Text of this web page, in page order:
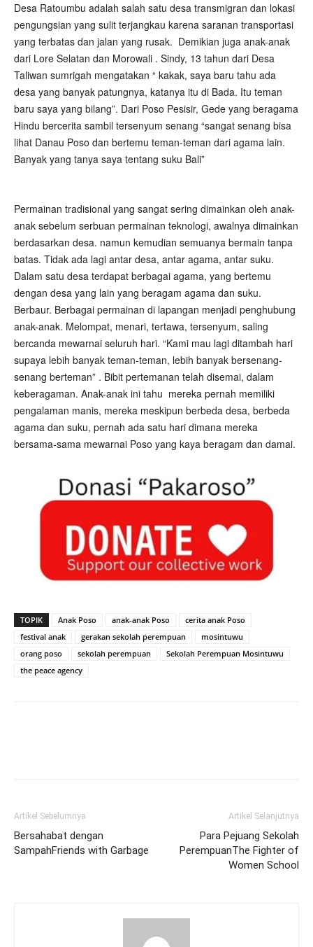
Desa Ratoumbu adalah salah satu desa transmigran dan lokasi
pengungsian yang sulit terjangkau karena saranan transportasi
yang terbatas dan jalan yang rusak. Demikian juga anak-anak
dari Lore Selatan dan Morowali . Sindy, 13 tahun dari Desa
Taliwan sumrigah mengatakan “ kakak, saya baru tahu ada
desa yang banyak patungnya, katanya itu di Bada. Itu teman
baru saya yang bilang”. Dari Poso Pesisir, Gede yang beragama
Hindu bercerita sambil tersenyum senang “sangat senang bisa
lihat Danau Poso dan bertemu teman-teman dari agama lain.
Banyak yang tanya saya tentang suku Bali”
Permainan tradisional yang sangat sering dimainkan oleh anak-
anak sebelum serbuan permainan teknologi, awalnya dimainkan
berdasarkan desa. namun kemudian semuanya bermain tanpa
batas. Tidak ada lagi antar desa, antar agama, antar suku.
Dalam satu desa terdapat berbagai agama, yang bertemu
dengan desa yang lain yang beragam agama dan suku.
Berbaur. Berbagai permainan di lapangan menjadi penghubung
anak-anak. Melompat, menari, tertawa, tersenyum, saling
bercanda mewarnai seluruh hari. “Kami mau lagi ditambah hari
supaya lebih banyak teman-teman, lebih banyak bersenang-
senang berteman” . Bibit pertemanan telah disemai, dalam
keberagaman. Anak-anak ini tahu mereka pernah memiliki
pengalaman manis, mereka meskipun berbeda desa, berbeda
agama dan suku, pernah ada satu hari dimana mereka
bersama-sama mewarnai Poso yang kaya beragam dan damai.
TOPIK Anak Poso anak-anak Poso
cerita anak Poso
festival anak
gerakan sekolah perempuan
mosintuwu
orang poso
sekolah perempuan
Sekolah Perempuan Mosintuwu
the peace agency
Artikel Sebelumnya
Bersahabat dengan
SampahFriends with Garbage
Artikel Selanjutnya
Para Pejuang Sekolah
PerempuanThe Fighter of
Women School